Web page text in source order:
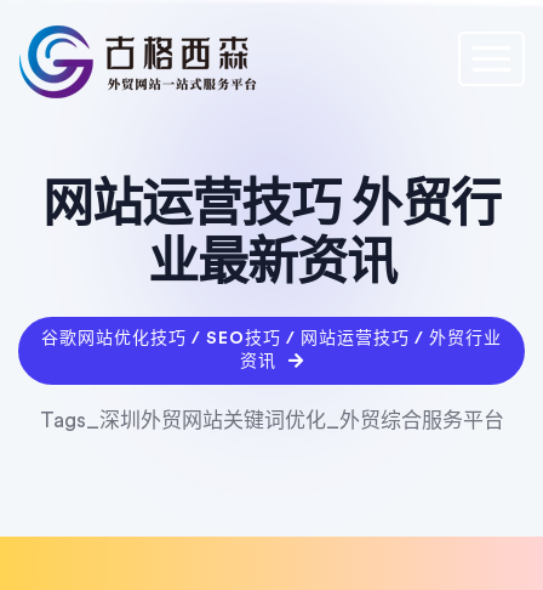
网站运营技巧 外贸行
业最新资讯
谷歌网站优化技巧 / SEO技巧 / 网站运营技巧 / 外贸行业
资讯
Tags_深圳外贸网站关键词优化_外贸综合服务平台